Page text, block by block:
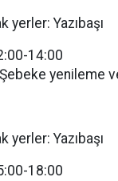
yerler: Yazıbaşı
14:00
yenileme
yerler: Yazıbaşı
18:00